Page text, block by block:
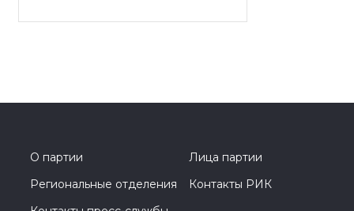
О партии
Лица партии
Региональные отделения
Контакты РИК